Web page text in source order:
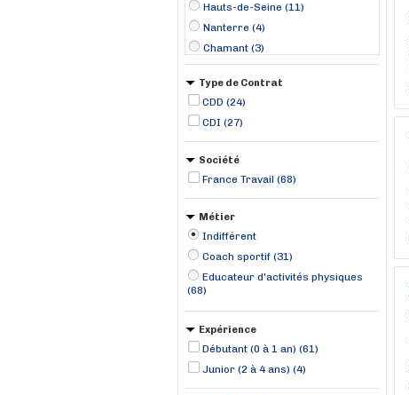
Hauts-de-Seine (11)
Nanterre (4)
Chamant (3)
Paris (3)
Saint-Just-en-Chaussée (3)
Compiègne (2)
La Celle-Saint-Cloud (2)
13ème Arrondissement (1)
Type de Contrat
CDD (24)
CDI (27)
Société
France Travail (68)
Métier
Indifférent
Coach sportif (31)
Educateur d'activités physiques
(68)
Expérience
Débutant (0 à 1 an) (61)
Junior (2 à 4 ans) (4)